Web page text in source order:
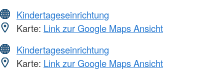
Kindertageseinrichtung
Karte: Link zur Google Maps Ansicht
Kindertageseinrichtung
Karte: Link zur Google Maps Ansicht